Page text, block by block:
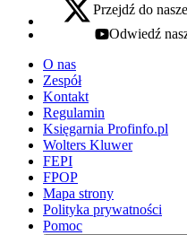
x - otwiera się w nowej karcie
Przejdź do
youtube - otwiera
Odwiedź
O nas
Zespół
Kontakt
Regulamin
Księgarnia Profinfo.pl
Wolters Kluwer
FEPI
FPOP
Mapa strony
Polityka prywatności
Pomoc